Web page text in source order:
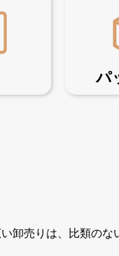
パ
卸売りは、比類のな